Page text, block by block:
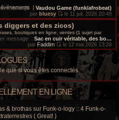
s
a
e
i
e
r
m
e
s
s
a
g
e
l
e
d
e
r
n
i
e
m
e
s
s
a
g
e
|
message : Vaudou Game (funk/afrobeat)
par bluesy
V
o
r
l
e
e
r
n
i
e
r
m
e
s
s
le 11 juil. 2026 20:48
diggers et des zicos)
boutiques en ligne, ventes (1 sujet par
message : Sac en cuir véritable, des bo…
par Faddim
V
o
i
r
e
d
e
r
i
le 12 mai 2026 13:28
que si vous êtes connectés
EN LIGNE
& brothas sur Funk-o-logy :: 4 Funk-o-
( Great! )